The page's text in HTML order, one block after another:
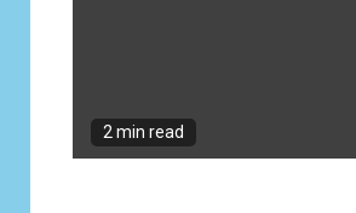
2 min read